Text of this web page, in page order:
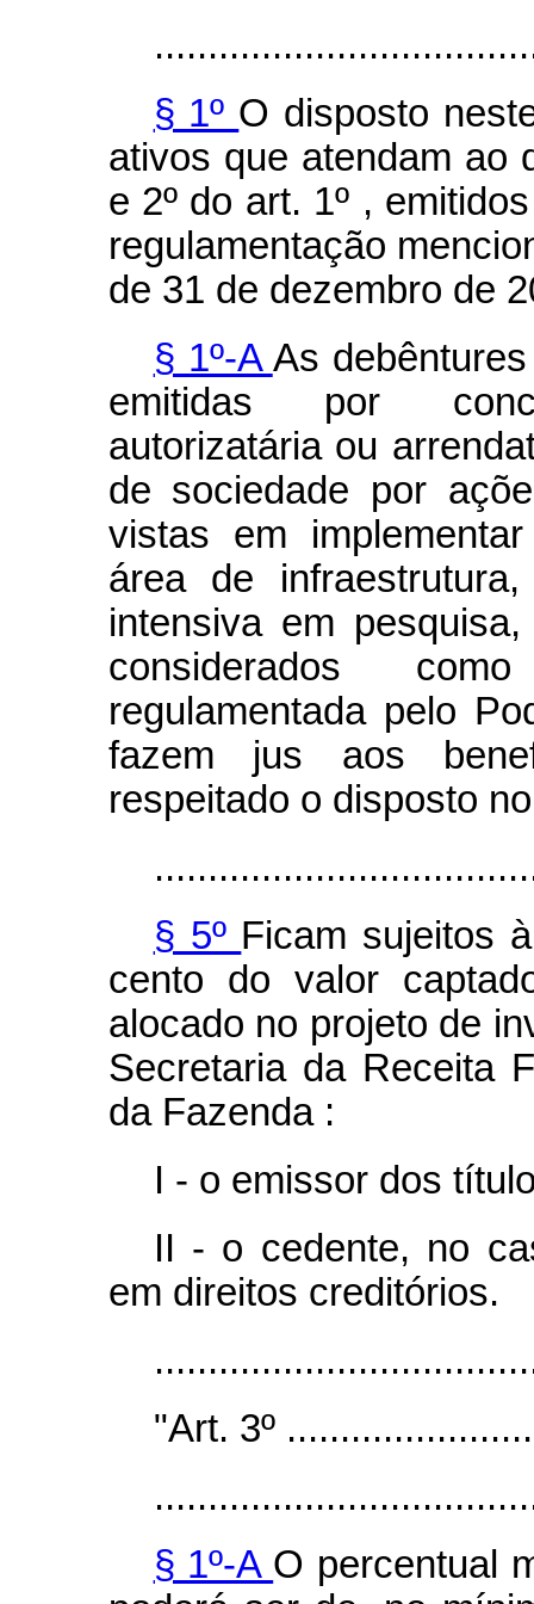
§ 1º O disposto
ativos que atendam ao
e 2º do art. 1º ,
regulamentação
de 31 de dezembro de
§ 1º-A As
emitidas por
autorizatária ou
de sociedade por
vistas em
área de
intensiva em
considerados
regulamentada pelo
fazem jus aos
respeitado o disposto
§ 5º Ficam sujeitos
cento do valor
alocado no projeto de
Secretaria da Receita
da Fazenda :
I - o emissor dos
II - o cedente, no
em direitos creditórios.
"Art. 3º
§ 1º-A O percentual